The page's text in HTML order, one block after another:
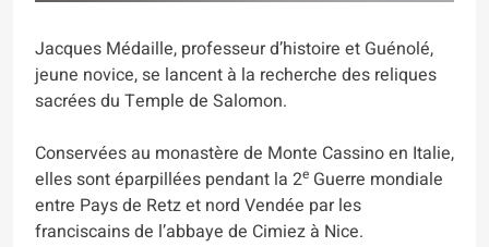
Jacques Médaille, professeur d’histoire et Guénolé,
jeune novice, se lancent à la recherche des reliques
sacrées du Temple de Salomon.
Conservées au monastère de Monte Cassino en Italie,
elles sont éparpillées pendant la 2e Guerre mondiale
entre Pays de Retz et nord Vendée par les
franciscains de l’abbaye de Cimiez à Nice.